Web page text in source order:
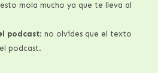
esto mola mucho ya que te lleva al
podcast: no olvides que el texto
podcast.